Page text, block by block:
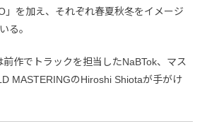
」を加え、それぞれ春夏秋冬をイメージ
る。
作でトラックを担当したNaBTok、マス
MASTERINGのHiroshi Shiotaが手がけ